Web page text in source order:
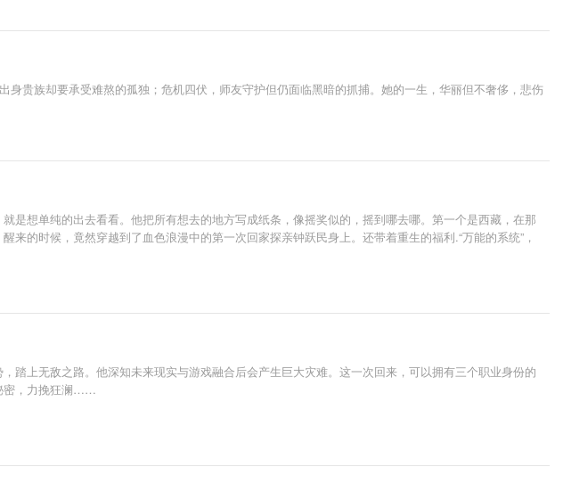
贵族却要承受难熬的孤独；危机四伏，师友守护但仍面临黑暗的抓捕。她的一生，华丽但不奢侈，悲伤
想单纯的出去看看。他把所有想去的地方写成纸条，像摇奖似的，摇到哪去哪。第一个是西藏，在那
的时候，竟然穿越到了血色浪漫中的第一次回家探亲钟跃民身上。还带着重生的福利.“万能的系统”，
上无敌之路。他深知未来现实与游戏融合后会产生巨大灾难。这一次回来，可以拥有三个职业身份的
密，力挽狂澜……